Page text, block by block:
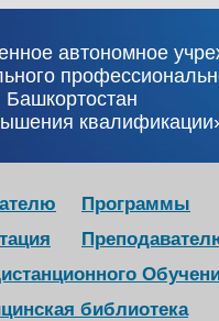
автономное
Башкортостан
Программы
библиотека